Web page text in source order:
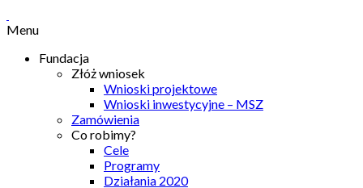
Menu
Fundacja
Złóż wniosek
Wnioski projektowe
Wnioski inwestycyjne – MSZ
Zamówienia
Co robimy?
Cele
Programy
Działania 2020